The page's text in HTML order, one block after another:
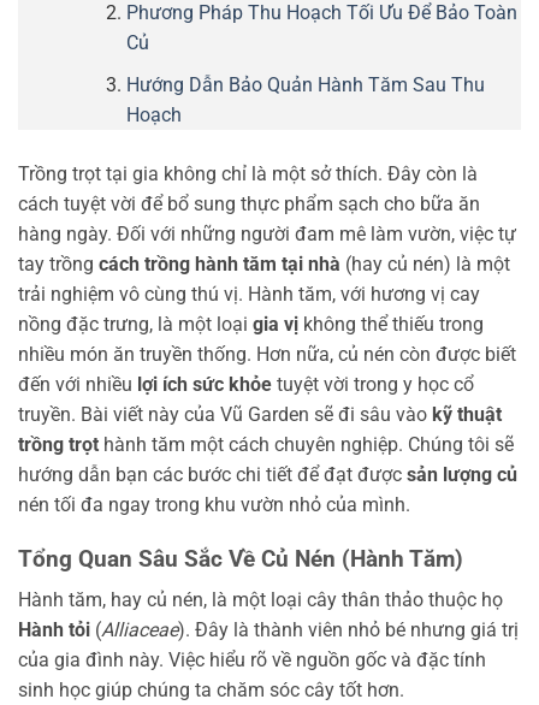
Phương Pháp Thu Hoạch Tối Ưu Để Bảo Toàn
Củ
Hướng Dẫn Bảo Quản Hành Tăm Sau Thu
Hoạch
Trồng trọt tại gia không chỉ là một sở thích. Đây còn là
cách tuyệt vời để bổ sung thực phẩm sạch cho bữa ăn
hàng ngày. Đối với những người đam mê làm vườn, việc tự
tay trồng cách trồng hành tăm tại nhà (hay củ nén) là một
trải nghiệm vô cùng thú vị. Hành tăm, với hương vị cay
nồng đặc trưng, là một loại gia vị không thể thiếu trong
nhiều món ăn truyền thống. Hơn nữa, củ nén còn được biết
đến với nhiều lợi ích sức khỏe tuyệt vời trong y học cổ
truyền. Bài viết này của Vũ Garden sẽ đi sâu vào kỹ thuật
trồng trọt hành tăm một cách chuyên nghiệp. Chúng tôi sẽ
hướng dẫn bạn các bước chi tiết để đạt được sản lượng củ
nén tối đa ngay trong khu vườn nhỏ của mình.
Tổng Quan Sâu Sắc Về Củ Nén (Hành Tăm)
Hành tăm, hay củ nén, là một loại cây thân thảo thuộc họ
Hành tỏi (Alliaceae). Đây là thành viên nhỏ bé nhưng giá trị
của gia đình này. Việc hiểu rõ về nguồn gốc và đặc tính
sinh học giúp chúng ta chăm sóc cây tốt hơn.